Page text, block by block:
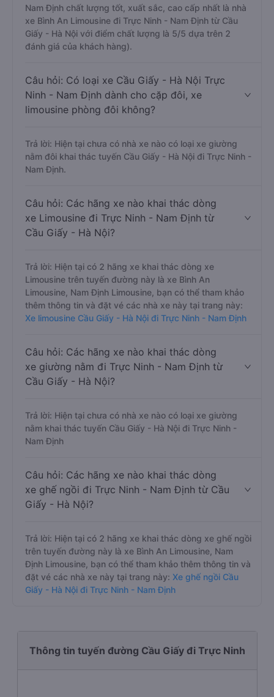
Nam Định chất lượng tốt, xuất sắc, cao cấp nhất là nhà
xe Bình An Limousine đi Trực Ninh - Nam Định từ Cầu
Giấy - Hà Nội với điểm chất lượng là 5/5 dựa trên 2
đánh giá của khách hàng).
Câu hỏi: Có loại xe Cầu Giấy - Hà Nội Trực
Ninh - Nam Định dành cho cặp đôi, xe
limousine phòng đôi không?
Trả lời: Hiện tại chưa có nhà xe nào có loại xe giường
nằm đôi khai thác tuyến Cầu Giấy - Hà Nội đi Trực Ninh -
Nam Định.
Câu hỏi: Các hãng xe nào khai thác dòng
xe Limousine đi Trực Ninh - Nam Định từ
Cầu Giấy - Hà Nội?
Trả lời: Hiện tại có 2 hãng xe khai thác dòng xe
Limousine trên tuyến đường này là xe Bình An
Limousine, Nam Định Limousine, bạn có thể tham khảo
thêm thông tin và đặt vé các nhà xe này tại trang này:
Xe limousine Cầu Giấy - Hà Nội đi Trực Ninh - Nam Định
Câu hỏi: Các hãng xe nào khai thác dòng
xe giường nằm đi Trực Ninh - Nam Định từ
Cầu Giấy - Hà Nội?
Trả lời: Hiện tại chưa có nhà xe nào có loại xe giường
nằm khai thác tuyến Cầu Giấy - Hà Nội đi Trực Ninh -
Nam Định
Câu hỏi: Các hãng xe nào khai thác dòng
xe ghế ngồi đi Trực Ninh - Nam Định từ Cầu
Giấy - Hà Nội?
Trả lời: Hiện tại có 2 hãng xe khai thác dòng xe ghế ngồi
trên tuyến đường này là xe Bình An Limousine, Nam
Định Limousine, bạn có thể tham khảo thêm thông tin và
đặt vé các nhà xe này tại trang này: Xe ghế ngồi Cầu
Giấy - Hà Nội đi Trực Ninh - Nam Định
Thông tin tuyến đường Cầu Giấy đi Trực Ninh